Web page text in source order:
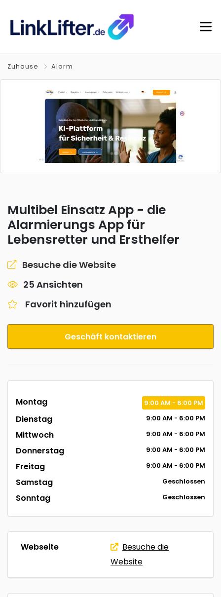
Zuhause Alarm
Multibel Einsatz App - die
Alarmierungs App für
Lebensretter und Ersthelfer
Besuche die Website
25 Ansichten
Favorit hinzufügen
Geschäft kontaktieren
Montag 9:00 AM - 6:00 PM
Dienstag 9:00 AM - 6:00 PM
Mittwoch 9:00 AM - 6:00 PM
Donnerstag 9:00 AM - 6:00 PM
Freitag 9:00 AM - 6:00 PM
Samstag Geschlossen
Sonntag Geschlossen
Webseite
Besuche die
Website